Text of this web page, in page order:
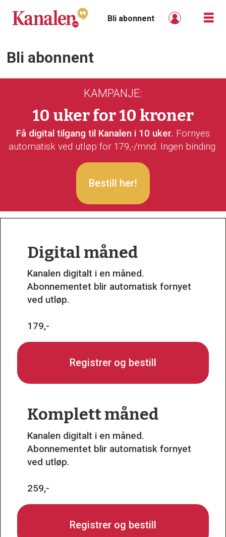
Bli abonnent
Bli
abonnent
kanalen
Bli abonnent
KAMPANJE:
10 uker for 10 kroner
Få digital tilgang til Kanalen i 10 uker. Fornyes
automatisk ved utløp for 179,-/mnd. Ingen binding.
Bestill her!
Digital måned
Kanalen digitalt i en måned.
Abonnementet blir automatisk fornyet
ved utløp.
179,-
Registrer og bestill
Komplett måned
Kanalen digitalt i en måned.
Abonnementet blir automatisk fornyet
ved utløp.
259,-
Registrer og bestill